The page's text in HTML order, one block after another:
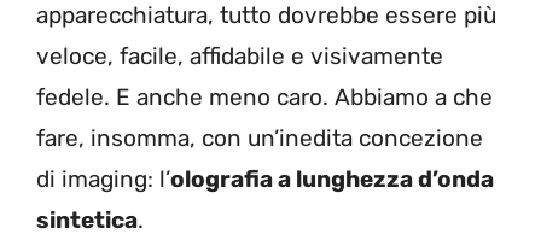
apparecchiatura, tutto dovrebbe essere più
veloce, facile, affidabile e visivamente
fedele. E anche meno caro. Abbiamo a che
fare, insomma, con un’inedita concezione
di imaging: l’olografia a lunghezza d’onda
sintetica.